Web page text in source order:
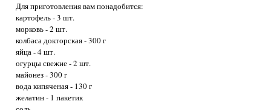
Для приготовления вам понадобится:
картофель - 3 шт.
морковь - 2 шт.
колбаса докторская - 300 г
яйца - 4 шт.
огурцы свежие - 2 шт.
майонез - 300 г
вода кипяченая - 130 г
желатин - 1 пакетик